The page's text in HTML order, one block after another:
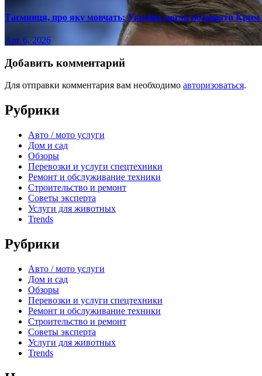
Таємниця, про яку мовчать: Україна могла ізолювати
Авг 6, 2026
Добавить комментарий
Для отправки комментария вам необходимо авторизоваться.
Рубрики
Авто / мото услуги
Дом и сад
Обзоры
Перевозки и услуги спецтехники
Ремонт и обслуживание техники
Строительство и ремонт
Советы эксперта
Услуги для животных
Trends
Рубрики
Авто / мото услуги
Дом и сад
Обзоры
Перевозки и услуги спецтехники
Ремонт и обслуживание техники
Строительство и ремонт
Советы эксперта
Услуги для животных
Trends